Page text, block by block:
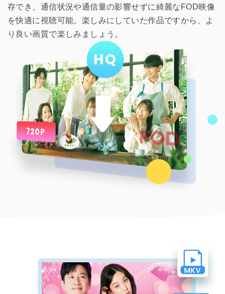
存でき、通信状況や通信量の影響せずに綺麗なFOD映像
を快適に視聴可能。楽しみにしていた作品ですから、よ
り良い画質で楽しみましょう。